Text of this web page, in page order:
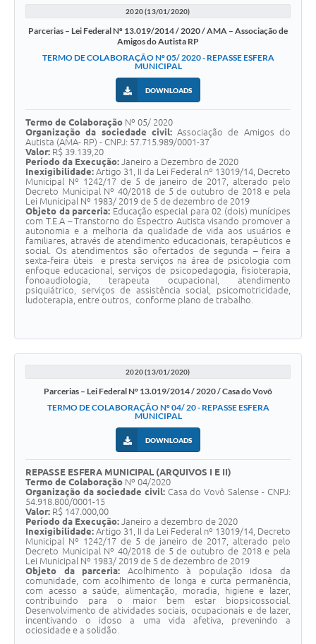
2020 (13/01/2020)
Parcerias – Lei Federal Nº 13.019/2014 / 2020 / AMA – Associação de
Amigos do Autista RP
TERMO DE COLABORAÇÃO Nº 05/ 2020 - REPASSE ESFERA
MUNICIPAL
DOWNLOADS
Termo de Colaboração Nº 05/ 2020
Organização da sociedade civil:Associação de Amigos do
Autista (AMA- RP) - CNPJ: 57.715.989/0001-37
Valor: R$ 39.139,20
Período da Execução: Janeiro a Dezembro de 2020
Inexigibilidade: Artigo 31, II da Lei Federal nº 13019/14, Decreto
Municipal Nº 1242/17 de 5 de janeiro de 2017, alterado pelo
Decreto Municipal Nº 40/2018 de 5 de outubro de 2018 e pela
Lei Municipal Nº 1983/ 2019 de 5 de dezembro de 2019
Objeto da parceria: Educação especial para 02 (dois) munícipes
com T.E.A – Transtorno do Espectro Autista visando promover a
autonomia e a melhoria da qualidade de vida aos usuários e
familiares, através de atendimento educacionais, terapêuticos e
social. Os atendimentos são ofertados de segunda – feira a
sexta-feira úteis e presta serviços na área de psicologia com
enfoque educacional, serviços de psicopedagogia, fisioterapia,
fonoaudiologia, terapeuta ocupacional, atendimento
psiquiátrico, serviços de assistência social, psicomotricidade,
ludoterapia, entre outros, conforme plano de trabalho.
2020 (13/01/2020)
Parcerias – Lei Federal Nº 13.019/2014 / 2020 / Casa do Vovô
TERMO DE COLABORAÇÃO Nº 04/ 20 - REPASSE ESFERA
MUNICIPAL
DOWNLOADS
REPASSE ESFERA MUNICIPAL (ARQUIVOS I E II)
Termo de Colaboração Nº 04/2020
Organização da sociedade civil: Casa do Vovô Salense - CNPJ:
54.918.800/0001-15
Valor: R$ 147.000,00
Período da Execução: Janeiro a dezembro de 2020
Inexigibilidade: Artigo 31, II da Lei Federal nº 13019/14, Decreto
Municipal Nº 1242/17 de 5 de janeiro de 2017, alterado pelo
Decreto Municipal Nº 40/2018 de 5 de outubro de 2018 e pela
Lei Municipal Nº 1983/ 2019 de 5 de dezembro de 2019
Objeto da parceria: Acolhimento à população idosa da
comunidade, com acolhimento de longa e curta permanência,
com acesso a saúde, alimentação, moradia, higiene e lazer,
contribuindo para o maior bem estar biopsicossocial.
Desenvolvimento de atividades sociais, ocupacionais e de lazer,
incentivando o idoso a uma vida afetiva, prevenindo a
ociosidade e a solidão.